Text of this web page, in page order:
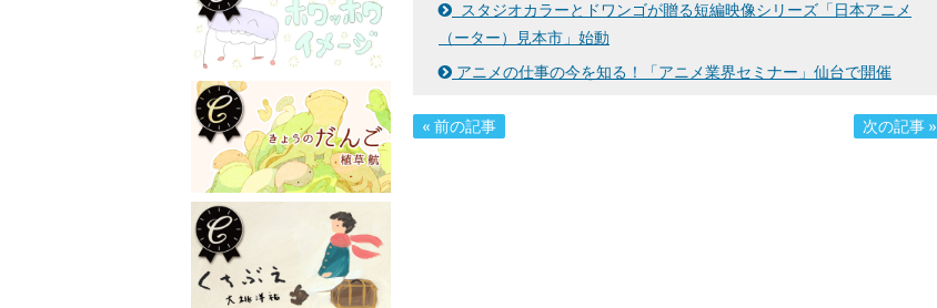
スタジオカラーとドワンゴが贈る短編映像シリーズ「日本アニメ
（ーター）見本市」始動
​アニメの仕事の今を知る！「アニメ業界セミナー」仙台で開催
« 前の記事 次の記事 »